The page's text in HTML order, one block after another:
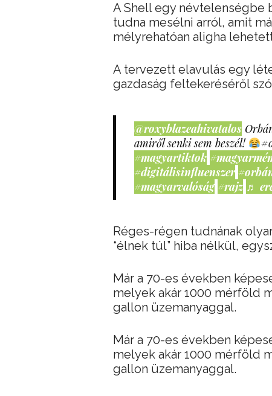
A Shell egy névtelenségbe
tudna mesélni arról, amit
mélyrehatóan aligha
A tervezett elavulás egy
gazdaság feltekeréséről
@roxyblazeahivatalos
amiről senki sem beszél!
#magyartiktok
#digitálisinfluenszer
#magyarvalóság #rajz ♬
Réges-régen tudnának
“élnek túl” hiba nélkül,
Már a 70-es években
melyek akár 1000 mérföld
gallon üzemanyaggal.
Már a 70-es években
melyek akár 1000 mérföld
gallon üzemanyaggal.